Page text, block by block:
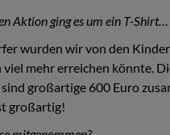
Aktion ging es um ein T-Shirt…
wurden wir von den
mehr erreichen könnte.
großartige 600 Euro
großartig!